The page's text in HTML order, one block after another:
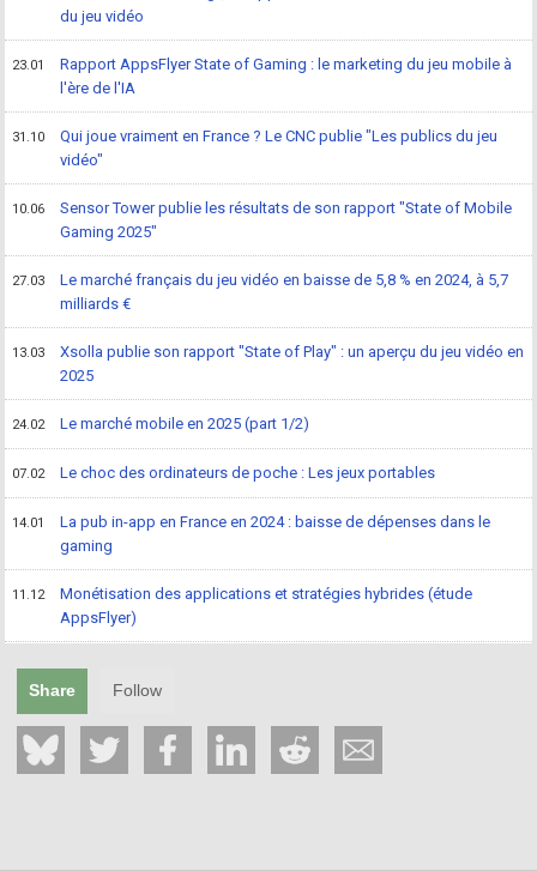
du jeu vidéo
23.01
Rapport AppsFlyer State of Gaming : le marketing du jeu mobile à
l'ère de l'IA
31.10
Qui joue vraiment en France ? Le CNC publie "Les publics du jeu
vidéo"
10.06
Sensor Tower publie les résultats de son rapport "State of Mobile
Gaming 2025"
27.03
Le marché français du jeu vidéo en baisse de 5,8 % en 2024, à 5,7
milliards €
13.03
Xsolla publie son rapport "State of Play" : un aperçu du jeu vidéo en
2025
24.02 Le marché mobile en 2025 (part 1/2)
07.02 Le choc des ordinateurs de poche : Les jeux portables
14.01
La pub in-app en France en 2024 : baisse de dépenses dans le
gaming
11.12
Monétisation des applications et stratégies hybrides (étude
AppsFlyer)
Share Follow